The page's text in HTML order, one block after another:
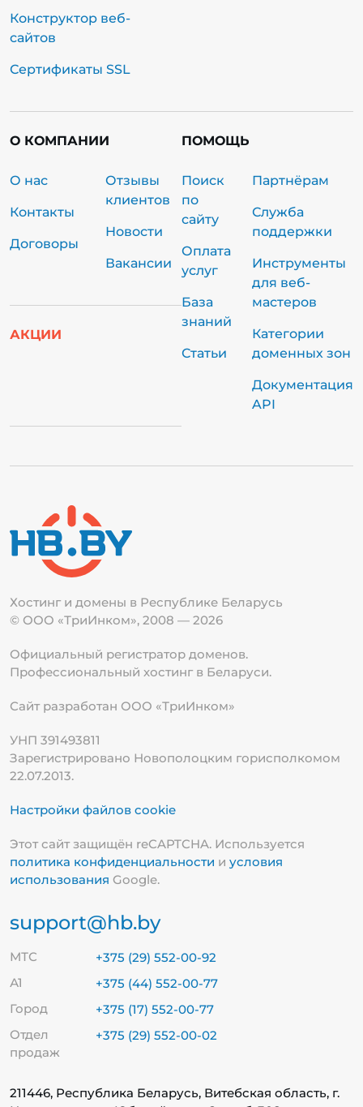
Конструктор веб-
сайтов
Сертификаты SSL
О КОМПАНИИ
О нас
Контакты
Договоры
Отзывы
клиентов
Новости
Вакансии
АКЦИИ
ПОМОЩЬ
Поиск
по
сайту
Оплата
услуг
База
знаний
Статьи
Партнёрам
Служба
поддержки
Инструменты
для веб-
мастеров
Категории
доменных зон
Документация
API
Хостинг и домены в Республике Беларусь
© ООО «ТриИнком», 2008 — 2026
Официальный регистратор доменов.
Профессиональный хостинг в Беларуси.
Сайт разработан ООО «ТриИнком»
УНП 391493811
Зарегистрировано Новополоцким горисполкомом
22.07.2013.
Настройки файлов cookie
Этот сайт защищён reCAPTCHA. Используется
политика конфиденциальности и условия
использования Google.
support@hb.by
МТС
+375 (29) 552-00-92
А1
+375 (44) 552-00-77
Город
+375 (17) 552-00-77
Отдел
продаж
+375 (29) 552-00-02
211446, Республика Беларусь, Витебская область, г.